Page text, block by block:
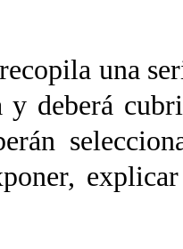
una
y deberá